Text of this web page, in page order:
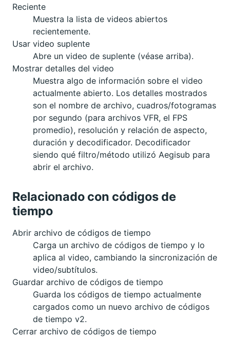
Reciente
Muestra la lista de videos abiertos
recientemente.
Usar video suplente
Abre un video de suplente (véase arriba).
Mostrar detalles del video
Muestra algo de información sobre el video
actualmente abierto. Los detalles mostrados
son el nombre de archivo, cuadros/fotogramas
por segundo (para archivos VFR, el FPS
promedio), resolución y relación de aspecto,
duración y decodificador. Decodificador
siendo qué filtro/método utilizó Aegisub para
abrir el archivo.
Relacionado con códigos de
tiempo
Abrir archivo de códigos de tiempo
Carga un archivo de códigos de tiempo y lo
aplica al video, cambiando la sincronización de
video/subtítulos.
Guardar archivo de códigos de tiempo
Guarda los códigos de tiempo actualmente
cargados como un nuevo archivo de códigos
de tiempo v2.
Cerrar archivo de códigos de tiempo